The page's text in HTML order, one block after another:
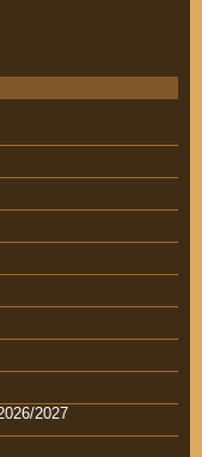
2027